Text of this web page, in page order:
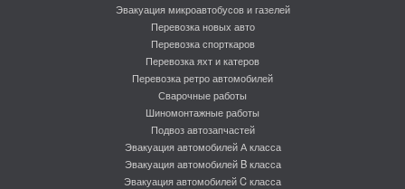
Эвакуация микроавтобусов и газелей
Перевозка новых авто
Перевозка спорткаров
Перевозка яхт и катеров
Перевозка ретро автомобилей
Сварочные работы
Шиномонтажные работы
Подвоз автозапчастей
Эвакуация автомобилей А класса
Эвакуация автомобилей B класса
Эвакуация автомобилей C класса